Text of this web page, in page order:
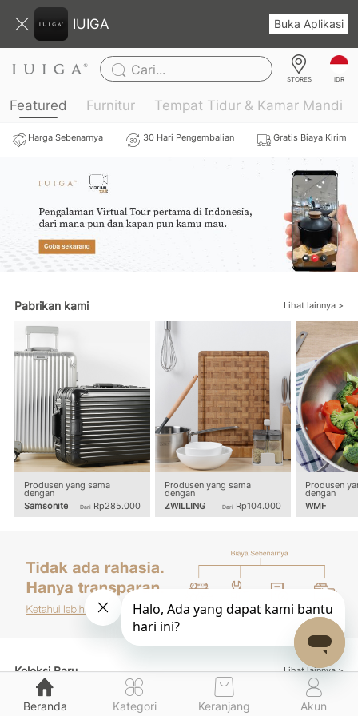
IUIGA Buka Aplikasi
Cari...
STORES IDR
Featured Furnitur Tempat Tidur & Kamar Mandi
Harga Sebenarnya 30 Hari Pengembalian Gratis Biaya Kirim
Pabrikan kami Lihat lainnya >
Produsen yang sama
dengan
Samsonite
Dari Rp285.000
Produsen yang sama
dengan
ZWILLING
Dari Rp104.000
Produsen
dengan
WMF
Koleksi Baru Lihat lainnya >
Beranda Kategori Keranjang Akun